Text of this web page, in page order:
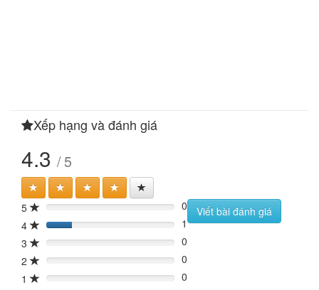
Xếp hạng và đánh giá
4.3 / 5
5 0%
0
4
20%
1
3
0%
0
2
0%
0
1
0% 0
Viết bài đánh giá